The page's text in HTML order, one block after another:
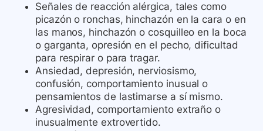
Señales de reacción alérgica, tales como
picazón o ronchas, hinchazón en la cara o en
las manos, hinchazón o cosquilleo en la boca
o garganta, opresión en el pecho, dificultad
para respirar o para tragar.
Ansiedad, depresión, nerviosismo,
confusión, comportamiento inusual o
pensamientos de lastimarse a sí mismo.
Agresividad, comportamiento extraño o
inusualmente extrovertido.